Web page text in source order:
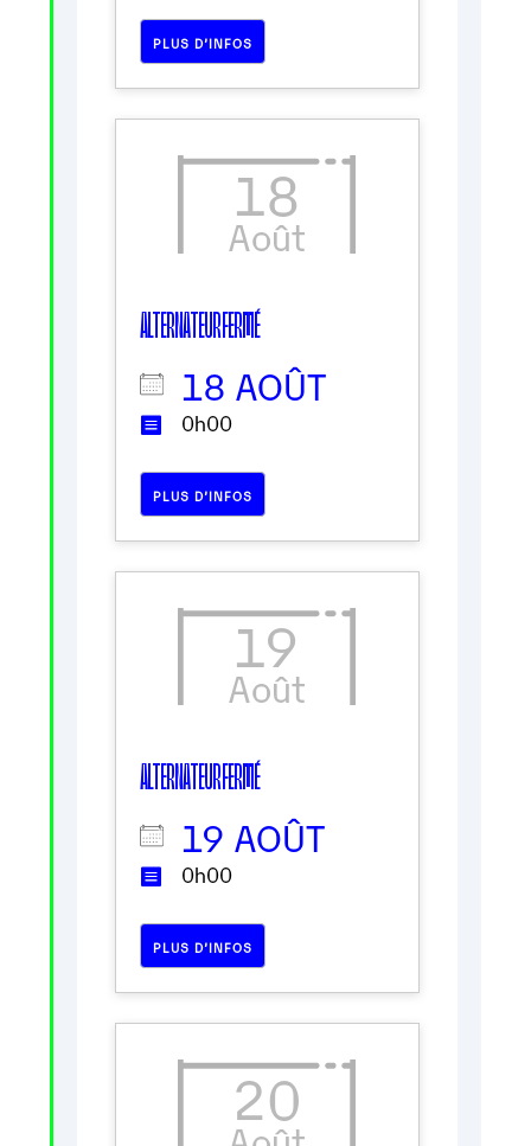
PLUS D’INFOS
18
Août
ALTERNATEUR FERMÉ
18 AOÛT
0h00
PLUS D’INFOS
19
Août
ALTERNATEUR FERMÉ
19 AOÛT
0h00
PLUS D’INFOS
20